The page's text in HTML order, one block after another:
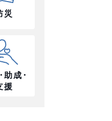
災
助成･
援